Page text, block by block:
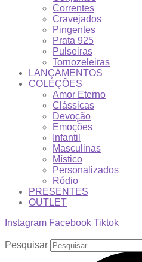
Correntes
Cravejados
Pingentes
Prata 925
Pulseiras
Tornozeleiras
LANÇAMENTOS
COLEÇÕES
Amor Eterno
Clássicas
Devoção
Emoções
Infantil
Masculinas
Místico
Personalizados
Ródio
PRESENTES
OUTLET
Instagram Facebook Tiktok
Pesquisar